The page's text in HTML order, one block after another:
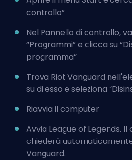
controllo”
Nel Pannello di controllo,
“Programmi” e clicca su
programma”
Trova Riot Vanguard
su di esso e seleziona
Riavvia il computer
Avvia League of Legends. Il
chiederà
Vanguard.